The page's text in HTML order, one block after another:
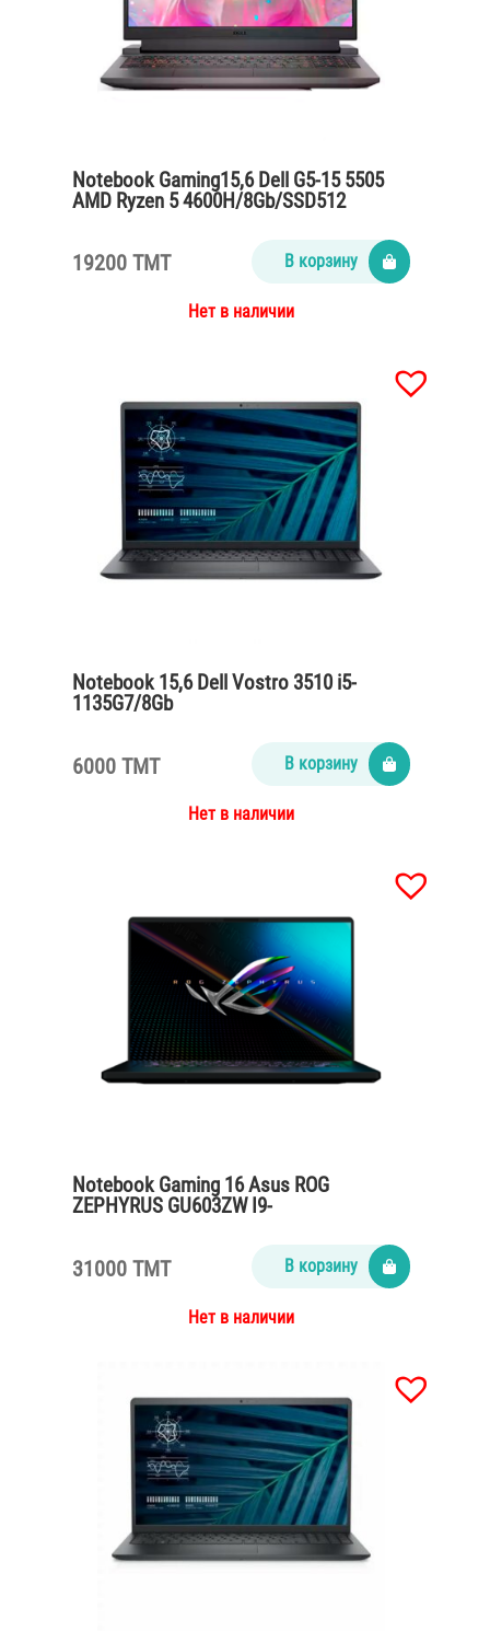
Notebook Gaming15,6 Dell G5-15 5505
AMD Ryzen 5 4600H/8Gb/SSD512
19200 TMT В корзину
Нет в наличии
Notebook 15,6 Dell Vostro 3510 i5-
1135G7/8Gb
6000 TMT В корзину
Нет в наличии
Notebook Gaming 16 Asus ROG
ZEPHYRUS GU603ZW I9-
31000 TMT В корзину
Нет в наличии